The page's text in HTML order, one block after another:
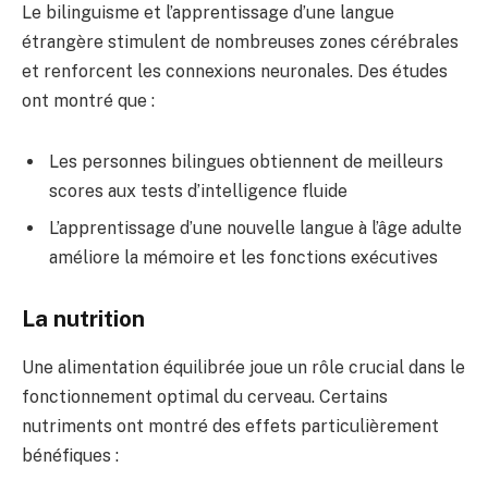
Le bilinguisme et l’apprentissage d’une langue
étrangère stimulent de nombreuses zones cérébrales
et renforcent les connexions neuronales. Des études
ont montré que :
Les personnes bilingues obtiennent de meilleurs
scores aux tests d’intelligence fluide
L’apprentissage d’une nouvelle langue à l’âge adulte
améliore la mémoire et les fonctions exécutives
La nutrition
Une alimentation équilibrée joue un rôle crucial dans le
fonctionnement optimal du cerveau. Certains
nutriments ont montré des effets particulièrement
bénéfiques :